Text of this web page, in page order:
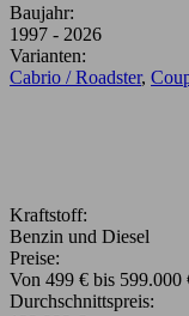
Baujahr:
1997 - 2026
Varianten:
Cabrio / Roadster,
Kraftstoff:
Benzin und Diesel
Preise:
Von 499 € bis 599.000
Durchschnittspreis: